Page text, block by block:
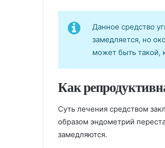
Данное средство
замедляется, но
может быть такой,
Как
Суть лечения средством
образом эндометрий
замедляются.